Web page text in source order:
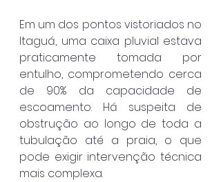
Em um dos pontos vistoriados no
Itaguá, uma caixa pluvial estava
praticamente tomada por
entulho, comprometendo cerca
de 90% da capacidade de
escoamento. Há suspeita de
obstrução ao longo de toda a
tubulação até a praia, o que
pode exigir intervenção técnica
mais complexa.